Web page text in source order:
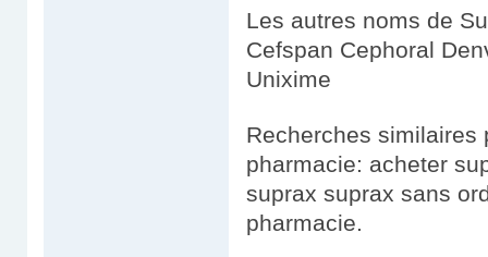
Les autres noms de
Cefspan Cephoral
Unixime
Recherches similaires
pharmacie: acheter
suprax suprax sans
pharmacie.